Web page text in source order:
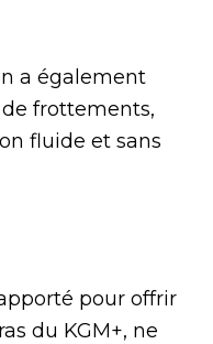
a également
frottements,
fluide et sans
pour offrir
du KGM+, ne